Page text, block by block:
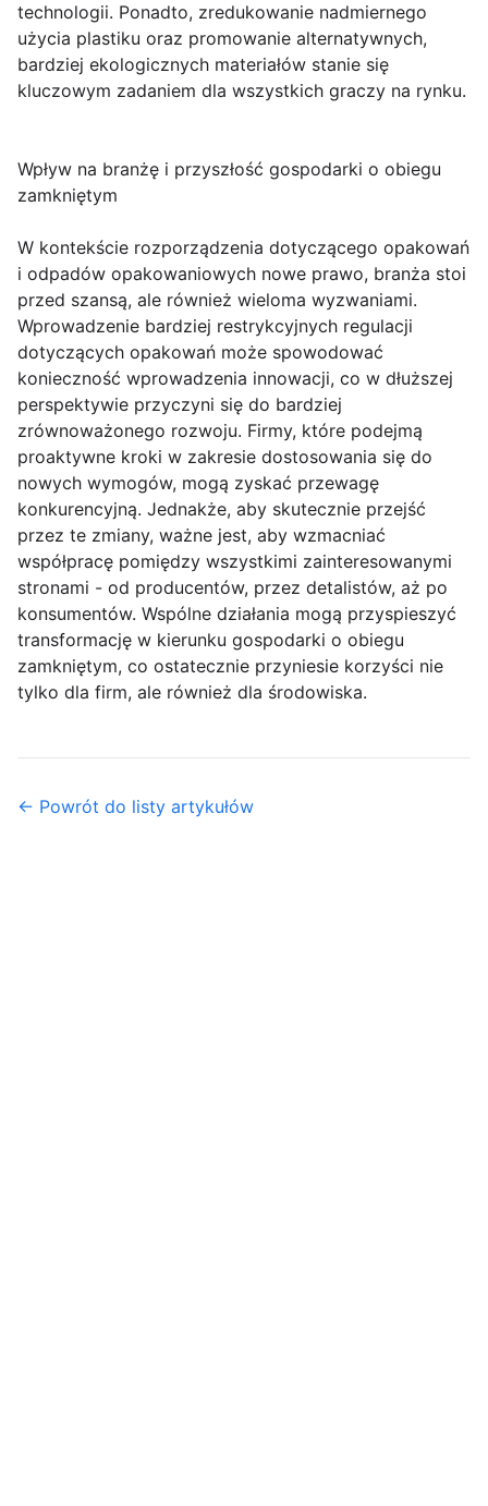
technologii. Ponadto, zredukowanie nadmiernego
użycia plastiku oraz promowanie alternatywnych,
bardziej ekologicznych materiałów stanie się
kluczowym zadaniem dla wszystkich graczy na rynku.
Wpływ na branżę i przyszłość gospodarki o obiegu
zamkniętym
W kontekście rozporządzenia dotyczącego opakowań
i odpadów opakowaniowych nowe prawo, branża stoi
przed szansą, ale również wieloma wyzwaniami.
Wprowadzenie bardziej restrykcyjnych regulacji
dotyczących opakowań może spowodować
konieczność wprowadzenia innowacji, co w dłuższej
perspektywie przyczyni się do bardziej
zrównoważonego rozwoju. Firmy, które podejmą
proaktywne kroki w zakresie dostosowania się do
nowych wymogów, mogą zyskać przewagę
konkurencyjną. Jednakże, aby skutecznie przejść
przez te zmiany, ważne jest, aby wzmacniać
współpracę pomiędzy wszystkimi zainteresowanymi
stronami - od producentów, przez detalistów, aż po
konsumentów. Wspólne działania mogą przyspieszyć
transformację w kierunku gospodarki o obiegu
zamkniętym, co ostatecznie przyniesie korzyści nie
tylko dla firm, ale również dla środowiska.
← Powrót do listy artykułów